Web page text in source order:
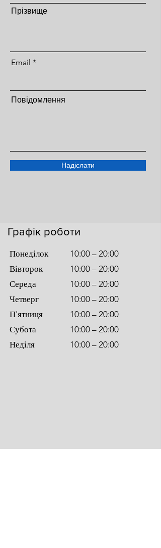
Прізвище
Email
Повідомлення
Надіслати
Графік роботи
Понеділок
Вівторок
Середа
Четверг
П'ятниця
Субота
Неділя
10:00 – 20:00
10:00 – 20:00
10:00 – 20:00
10:00 – 20:00
10:00 – 20:00
10:00 – 20:00
10:00 – 20:00